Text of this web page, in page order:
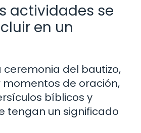
actividades se
en un
del bautizo,
momentos de oración,
bíblicos y
tengan un significado